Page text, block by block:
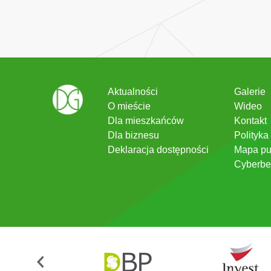
Aktualności
O mieście
Dla mieszkańców
Dla biznesu
Deklaracja dostępności
Galerie
Wideo
Kontakt
Mapa